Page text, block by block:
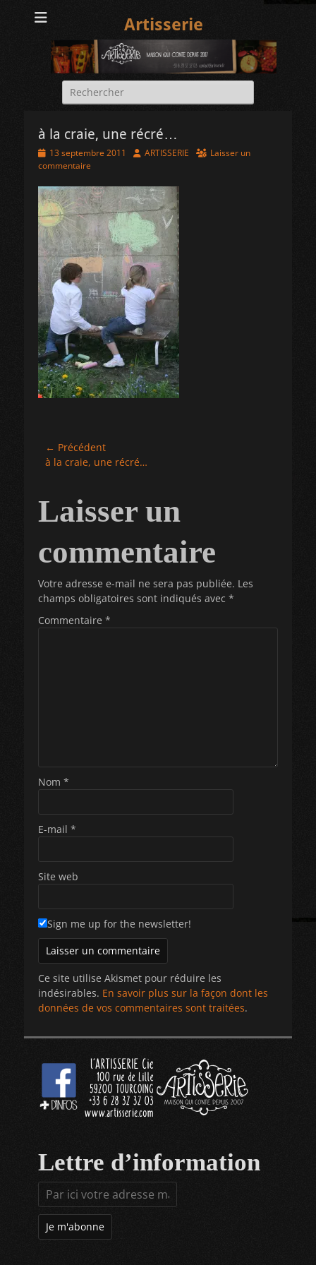
Artisserie
Rechercher :
à la craie, une récré…
Posted
on
13 septembre 2011 Author
ARTISSERIE
Laisser un
commentaire
Navigation
de
← Précédent
Article
à la craie, une récré…
Laisser un
commentaire
Votre adresse e-mail ne sera pas publiée. Les
champs obligatoires sont indiqués avec *
Commentaire *
Nom *
E-mail *
Site web
Sign me up for the newsletter!
Ce site utilise Akismet pour réduire les
indésirables. En savoir plus sur la façon dont les
données de vos commentaires sont traitées.
Lettre d’information